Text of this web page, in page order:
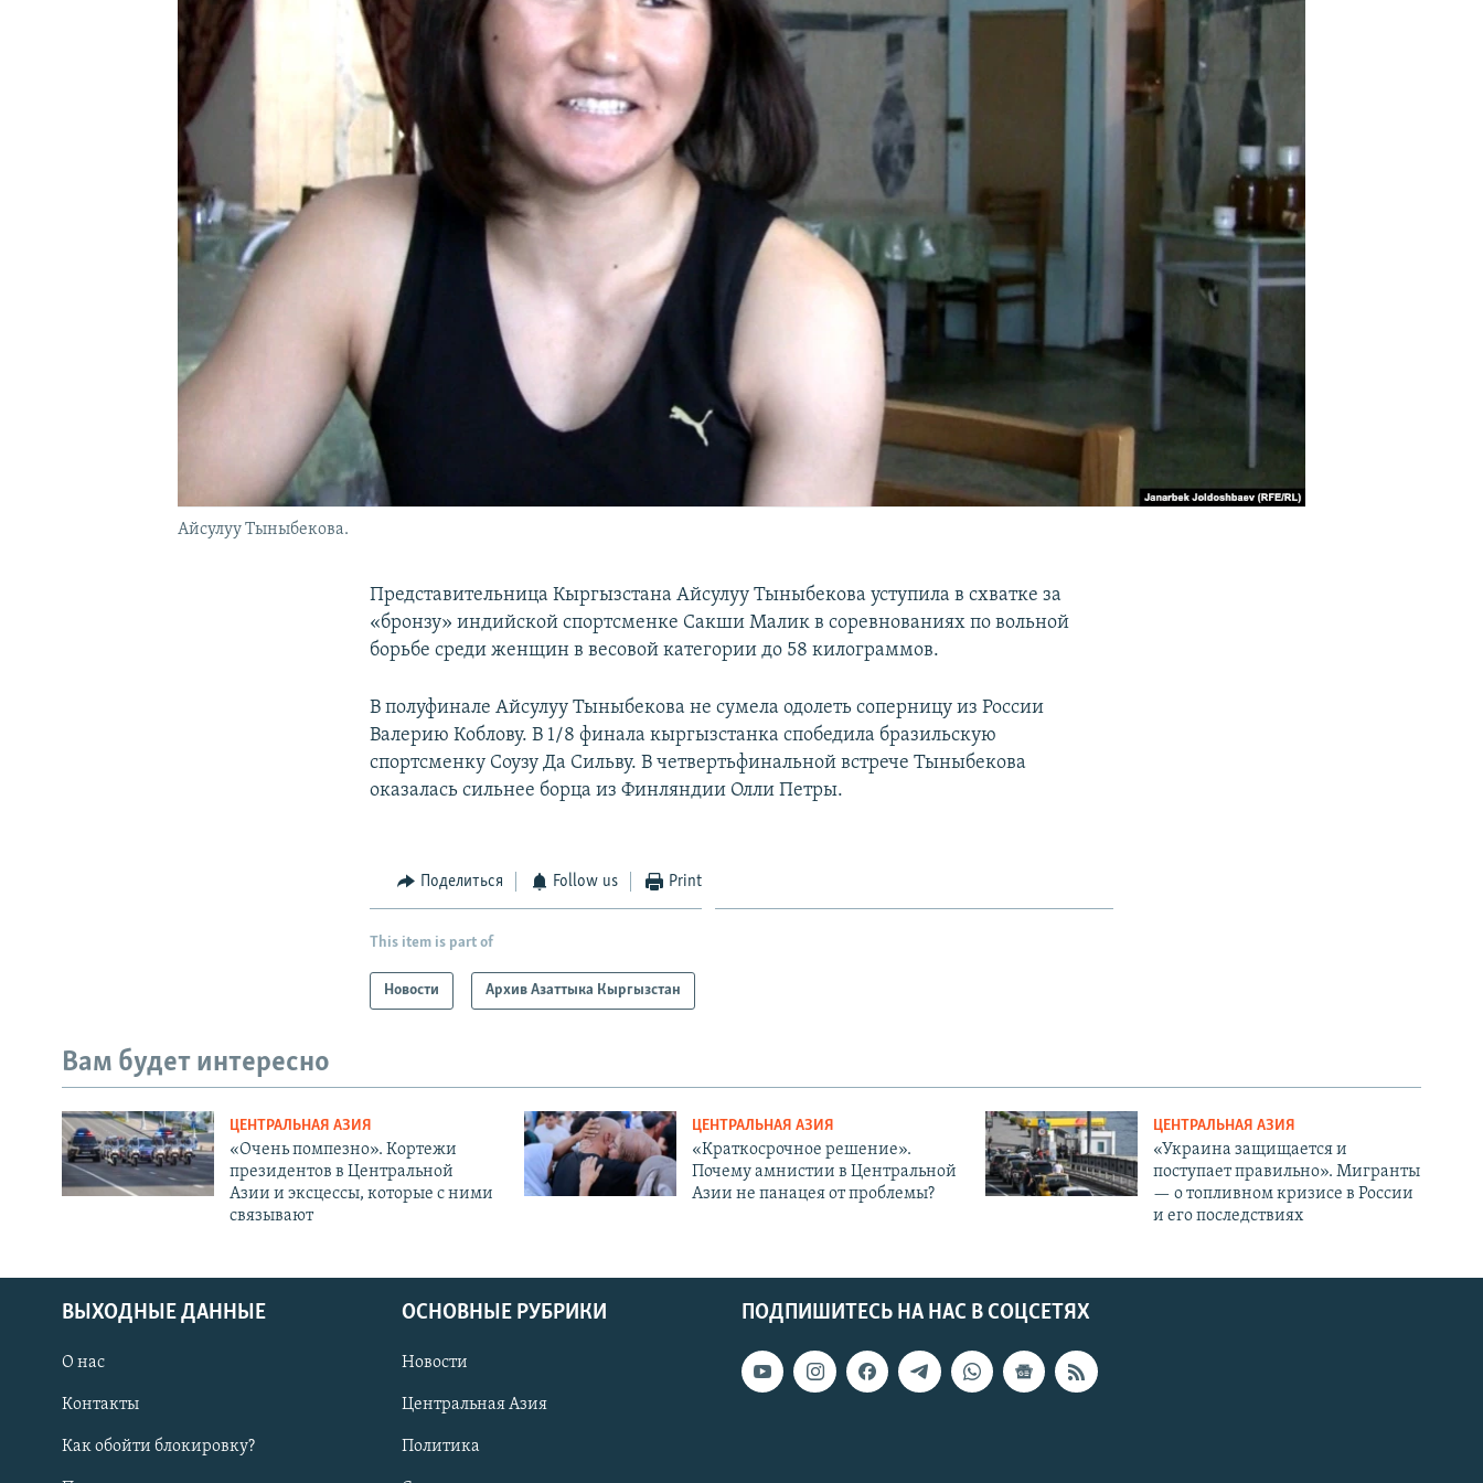
Айсулуу Тыныбекова.
Представительница Кыргызстана Айсулуу Тыныбекова уступила в схватке за
«бронзу» индийской спортсменке Сакши Малик в соревнованиях по вольной
борьбе среди женщин в весовой категории до 58 килограммов.
В полуфинале Айсулуу Тыныбекова не сумела одолеть соперницу из России
Валерию Коблову. В 1/8 финала кыргызстанка спобедила бразильскую
спортсменку Соузу Да Сильву. В четвертьфинальной встрече Тыныбекова
оказалась сильнее борца из Финляндии Олли Петры.
Поделиться Follow us Print
This item is part of
Новости Архив Азаттыка Кыргызстан
Вам будет интересно
ЦЕНТРАЛЬНАЯ АЗИЯ
«Очень помпезно». Кортежи
президентов в Центральной
Азии и эксцессы, которые с ними
связывают
ЦЕНТРАЛЬНАЯ АЗИЯ
«Краткосрочное решение».
Почему амнистии в Центральной
Азии не панацея от проблемы?
ЦЕНТРАЛЬНАЯ АЗИЯ
«Украина защищается и
поступает правильно». Мигранты
— о топливном кризисе в России
и его последствиях
ПОДПИШИТЕСЬ НА НАС В СОЦСЕТЯХ
ВЫХОДНЫЕ ДАННЫЕ
О нас
Контакты
Как обойти блокировку?
ОСНОВНЫЕ РУБРИКИ
Новости
Центральная Азия
Политика